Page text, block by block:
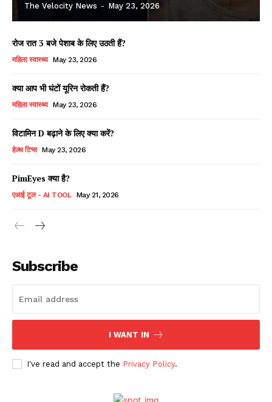
The Velocity News - May 23, 2026
रोज रात 3 बजे पेशाब के लिए उठती हैं?
महिला स्वास्थ्य May 23, 2026
क्या आप भी घंटों यूरिन रोकती हैं?
महिला स्वास्थ्य May 23, 2026
विटामिन D बढ़ाने के लिए क्या करें?
हेल्थ टिप्स May 23, 2026
PimEyes क्या है?
एआई टूल - AI TOOL May 21, 2026
Subscribe
I WANT IN
I've read and accept the Privacy Policy.